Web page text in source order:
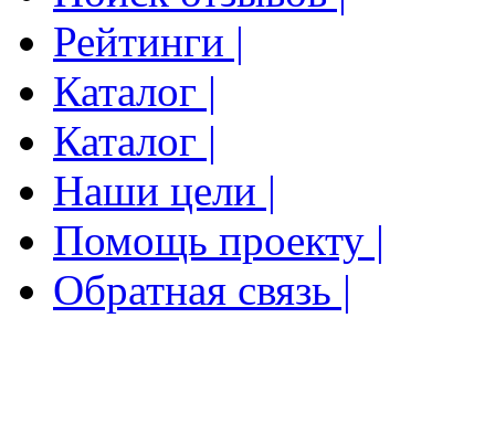
Рейтинги |
Каталог |
Каталог |
Наши цели |
Помощь проекту |
Обратная связь |